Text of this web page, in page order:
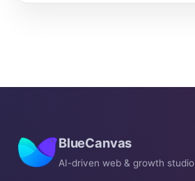
BlueCanvas
AI-driven web & growth studio